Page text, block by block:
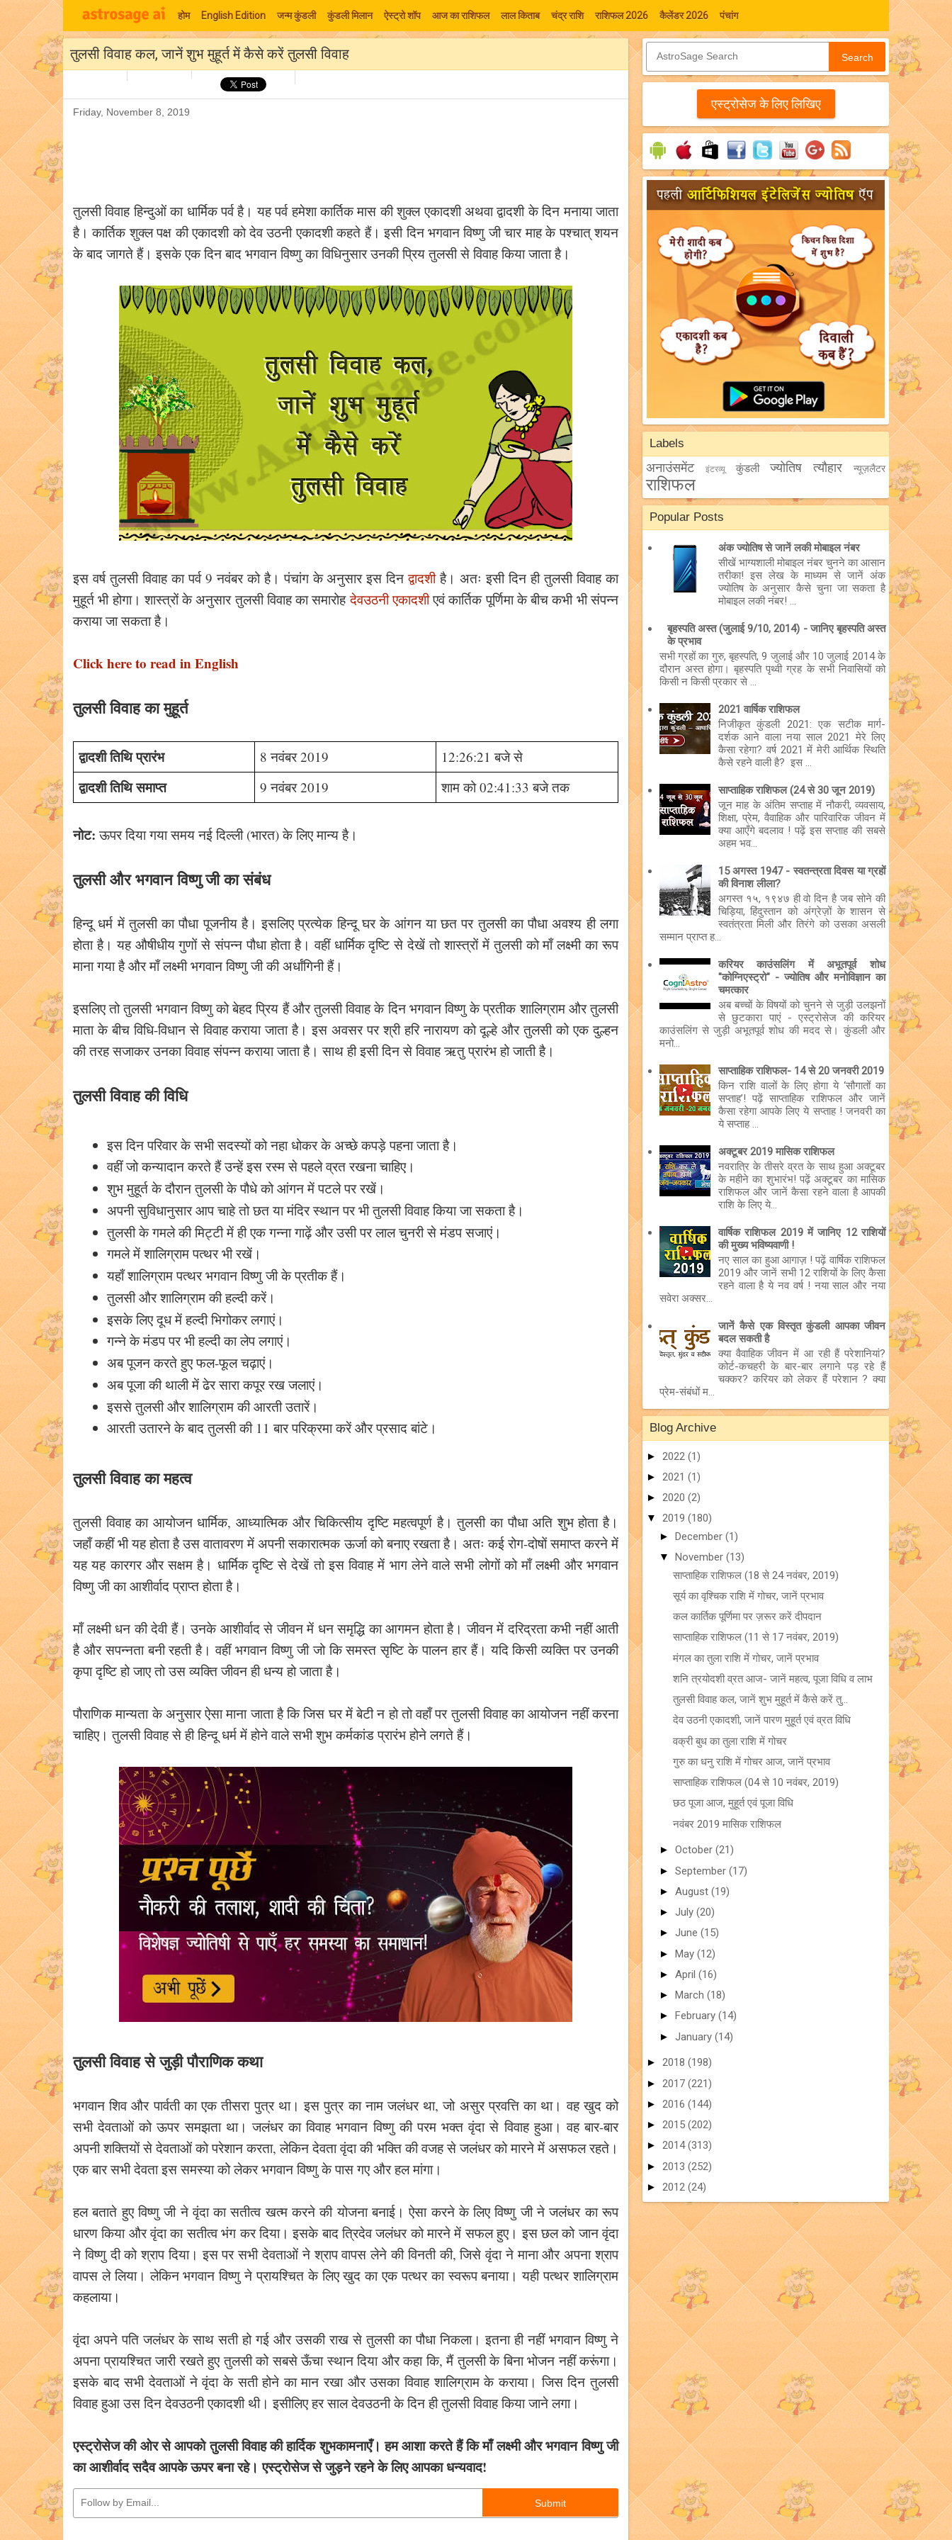
होम English Edition जन्म कुंडली कुंडली मिलान ऐस्ट्रो शॉप आज का राशिफल लाल किताब चंद्र राशि राशिफल 2026 कैलेंडर 2026 पंचांग
तुलसी विवाह कल, जानें शुभ मुहूर्त में कैसे करें तुलसी विवाह
Friday, November 8, 2019
तुलसी विवाह हिन्दुओं का धार्मिक पर्व है। यह पर्व हमेशा कार्तिक मास की शुक्ल एकादशी अथवा द्वादशी के दिन मनाया जाता
है। कार्तिक शुक्ल पक्ष की एकादशी को देव उठनी एकादशी कहते हैं। इसी दिन भगवान विष्णु जी चार माह के पश्चात् शयन
के बाद जागते हैं। इसके एक दिन बाद भगवान विष्णु का विधिनुसार उनकी प्रिय तुलसी से विवाह किया जाता है।
इस वर्ष तुलसी विवाह का पर्व 9 नवंबर को है। पंचांग के अनुसार इस दिनद्वादशीहै। अतः इसी दिन ही तुलसी विवाह का
मुहूर्त भी होगा। शास्त्रों के अनुसार तुलसी विवाह का समारोहदेवउठनी एकादशीएवं कार्तिक पूर्णिमा के बीच कभी भी संपन्न
कराया जा सकता है।
Click here to read in English
तुलसी विवाह का मुहूर्त
द्वादशी तिथि प्रारंभ 8 नवंबर 2019 12:26:21 बजे से
द्वादशी तिथि समाप्त 9 नवंबर 2019 शाम को 02:41:33 बजे तक
नोट: ऊपर दिया गया समय नई दिल्ली (भारत) के लिए मान्य है।
तुलसी और भगवान विष्णु जी का संबंध
हिन्दू धर्म में तुलसी का पौधा पूजनीय है। इसलिए प्रत्येक हिन्दू घर के आंगन या छत पर तुलसी का पौधा अवश्य ही लगा
होता है। यह औषीधीय गुणों से संपन्न पौधा होता है। वहीं धार्मिक दृष्टि से देखें तो शास्त्रों में तुलसी को माँ लक्ष्मी का रूप
माना गया है और माँ लक्ष्मी भगवान विष्णु जी की अर्धांगिनी हैं।
इसलिए तो तुलसी भगवान विष्णु को बेहद प्रिय हैं और तुलसी विवाह के दिन भगवान विष्णु के प्रतीक शालिग्राम और तुलसी
माता के बीच विधि-विधान से विवाह कराया जाता है। इस अवसर पर श्री हरि नारायण को दूल्हे और तुलसी को एक दुल्हन
की तरह सजाकर उनका विवाह संपन्न कराया जाता है। साथ ही इसी दिन से विवाह ऋतु प्रारंभ हो जाती है।
तुलसी विवाह की विधि
इस दिन परिवार के सभी सदस्यों को नहा धोकर के अच्छे कपड़े पहना जाता है।
वहीं जो कन्यादान करते हैं उन्हें इस रस्म से पहले व्रत रखना चाहिए।
शुभ मुहूर्त के दौरान तुलसी के पौधे को आंगन में पटले पर रखें।
अपनी सुविधानुसार आप चाहे तो छत या मंदिर स्थान पर भी तुलसी विवाह किया जा सकता है।
तुलसी के गमले की मिट्टी में ही एक गन्ना गाढ़ें और उसी पर लाल चुनरी से मंडप सजाएं।
गमले में शालिग्राम पत्थर भी रखें।
यहाँ शालिग्राम पत्थर भगवान विष्णु जी के प्रतीक हैं।
तुलसी और शालिग्राम की हल्दी करें।
इसके लिए दूध में हल्दी भिगोकर लगाएं।
गन्ने के मंडप पर भी हल्दी का लेप लगाएं।
अब पूजन करते हुए फल-फूल चढ़ाएं।
अब पूजा की थाली में ढेर सारा कपूर रख जलाएं।
इससे तुलसी और शालिग्राम की आरती उतारें।
आरती उतारने के बाद तुलसी की 11 बार परिक्रमा करें और प्रसाद बांटे।
तुलसी विवाह का महत्व
तुलसी विवाह का आयोजन धार्मिक, आध्यात्मिक और चिकित्सीय दृष्टि महत्वपूर्ण है। तुलसी का पौधा अति शुभ होता है।
जहाँ कहीं भी यह होता है उस वातावरण में अपनी सकारात्मक ऊर्जा को बनाए रखता है। अतः कई रोग-दोषों समाप्त करने में
यह यह कारगर और सक्षम है। धार्मिक दृष्टि से देखें तो इस विवाह में भाग लेने वाले सभी लोगों को माँ लक्ष्मी और भगवान
विष्णु जी का आशीर्वाद प्राप्त होता है।
माँ लक्ष्मी धन की देवी हैं। उनके आशीर्वाद से जीवन में धन समृद्धि का आगमन होता है। जीवन में दरिद्रता कभी नहीं आती
है और सपन्नता बनी रहती है। वहीं भगवान विष्णु जी जो कि समस्त सृष्टि के पालन हार हैं। यदि किसी व्यक्ति पर उनकी
कृपा दृष्टि हो जाए तो उस व्यक्ति जीवन ही धन्य हो जाता है।
पौराणिक मान्यता के अनुसार ऐसा माना जाता है कि जिस घर में बेटी न हो तो वहाँ पर तुलसी विवाह का आयोजन नहीं करना
चाहिए। तुलसी विवाह से ही हिन्दू धर्म में होने वाले सभी शुभ कर्मकांड प्रारंभ होने लगते हैं।
तुलसी विवाह से जुड़ी पौराणिक कथा
भगवान शिव और पार्वती का एक तीसरा पुत्र था। इस पुत्र का नाम जलंधर था, जो असुर प्रवत्ति का था। वह खुद को
सभी देवताओं को ऊपर समझता था। जलंधर का विवाह भगवान विष्णु की परम भक्त वृंदा से विवाह हुआ। वह बार-बार
अपनी शक्तियों से देवताओं को परेशान करता, लेकिन देवता वृंदा की भक्ति की वजह से जलंधर को मारने में असफल रहते।
एक बार सभी देवता इस समस्या को लेकर भगवान विष्णु के पास गए और हल मांगा।
हल बताते हुए विष्णु जी ने वृंदा का सतीत्व खत्म करने की योजना बनाई। ऐसा करने के लिए विष्णु जी ने जलंधर का रूप
धारण किया और वृंदा का सतीत्व भंग कर दिया। इसके बाद त्रिदेव जलंधर को मारने में सफल हुए। इस छल को जान वृंदा
ने विष्णु दी को श्राप दिया। इस पर सभी देवताओं ने श्राप वापस लेने की विनती की, जिसे वृंदा ने माना और अपना श्राप
वापस ले लिया। लेकिन भगवान विष्णु ने प्रायश्चित के लिए खुद का एक पत्थर का स्वरूप बनाया। यही पत्थर शालिग्राम
कहलाया।
वृंदा अपने पति जलंधर के साथ सती हो गई और उसकी राख से तुलसी का पौधा निकला। इतना ही नहीं भगवान विष्णु ने
अपना प्रायश्चित जारी रखते हुए तुलसी को सबसे ऊँचा स्थान दिया और कहा कि, मैं तुलसी के बिना भोजन नहीं करूंगा।
इसके बाद सभी देवताओं ने वृंदा के सती होने का मान रखा और उसका विवाह शालिग्राम के कराया। जिस दिन तुलसी
विवाह हुआ उस दिन देवउठनी एकादशी थी। इसीलिए हर साल देवउठनी के दिन ही तुलसी विवाह किया जाने लगा।
एस्ट्रोसेज की ओर से आपको तुलसी विवाह की हार्दिक शुभकामनाएँ। हम आशा करते हैं कि माँ लक्ष्मी और भगवान विष्णु जी
का आशीर्वाद सदैव आपके ऊपर बना रहे। एस्ट्रोसेज से जुड़ने रहने के लिए आपका धन्यवाद!
Search
एस्‍ट्रोसेज के लिए लिखिए
Labels
अनाउंसमेंट इंटरव्यू कुंडली ज्योतिष त्यौहार न्यूज़लैटर
राशिफल
Popular Posts
अंक ज्योतिष से जानें लकी मोबाइल नंबर
सीखें भाग्यशाली मोबाइल नंबर चुनने का आसान
तरीका! इस लेख के माध्यम से जानें अंक
ज्योतिष के अनुसार कैसे चुना जा सकता है
मोबाइल लकी नंबर! ...
बृहस्पति अस्त (जुलाई 9/10, 2014) - जानिए बृहस्पति अस्त
के प्रभाव
सभी ग्रहों का गुरु, बृहस्पति, 9 जुलाई और 10 जुलाई 2014 के
दौरान अस्त होगा। बृहस्पति पृथ्वी ग्रह के सभी निवासियों को
किसी न किसी प्रकार से ...
2021 वार्षिक राशिफल
निजीकृत कुंडली 2021: एक सटीक मार्ग-
दर्शक आने वाला नया साल 2021 मेरे लिए
कैसा रहेगा? वर्ष 2021 में मेरी आर्थिक स्थिति
कैसे रहने वाली है? इस ...
साप्ताहिक राशिफल (24 से 30 जून 2019)
जून माह के अंतिम सप्ताह में नौकरी, व्यवसाय,
शिक्षा, प्रेम, वैवाहिक और पारिवारिक जीवन में
क्या आएँगे बदलाव ! पढ़ें इस सप्ताह की सबसे
अहम भव...
15 अगस्त 1947 - स्वतन्त्रता दिवस या ग्रहों
की विनाश लीला?
अगस्त १५, १९४७ ही वो दिन है जब सोने की
चिड़िया, हिंदुस्तान को अंग्रेज़ों के शासन से
स्वतंत्रता मिली और तिरंगे को उसका असली
सम्मान प्राप्त ह...
करियर काउंसलिंग में अभूतपूर्व शोध
"कोग्निएस्ट्रो" - ज्योतिष और मनोविज्ञान का
चमत्कार
अब बच्चों के विषयों को चुनने से जुड़ी उलझनों
से छुटकारा पाएं - एस्ट्रोसेज की करियर
काउंसलिंग से जुड़ी अभूतपूर्व शोध की मदद से। कुंडली और
मनो...
साप्ताहिक राशिफल- 14 से 20 जनवरी 2019
किन राशि वालों के लिए होगा ये ‘सौगातों का
सप्ताह’! पढ़ें साप्ताहिक राशिफल और जानें
कैसा रहेगा आपके लिए ये सप्ताह ! जनवरी का
ये सप्ताह ...
अक्टूबर 2019 मासिक राशिफल
नवरात्रि के तीसरे व्रत के साथ हुआ अक्टूबर
के महीने का शुभारंभ! पढ़ें अक्टूबर का मासिक
राशिफल और जानें कैसा रहने वाला है आपकी
राशि के लिए ये...
वार्षिक राशिफल 2019 में जानिए 12 राशियों
की मुख्य भविष्यवाणी !
नए साल का हुआ आगाज़ ! पढ़ें वार्षिक राशिफल
2019 और जानें सभी 12 राशियों के लिए कैसा
रहने वाला है ये नव वर्ष ! नया साल और नया
सवेरा अक्सर...
जानें कैसे एक विस्तृत कुंडली आपका जीवन
बदल सकती है
क्या वैवाहिक जीवन में आ रही हैं परेशानियां?
कोर्ट-कचहरी के बार-बार लगाने पड़ रहे हैं
चक्कर? करियर को लेकर हैं परेशान ? क्या
प्रेम-संबंधों म...
Blog Archive
► 2022 (1)
► 2021 (1)
► 2020 (2)
▼ 2019 (180)
► December (1)
▼ November (13)
साप्ताहिक राशिफल (18 से 24 नवंबर, 2019)
सूर्य का वृश्चिक राशि में गोचर, जानें प्रभाव
कल कार्तिक पूर्णिमा पर ज़रूर करें दीपदान
साप्ताहिक राशिफल (11 से 17 नवंबर, 2019)
मंगल का तुला राशि में गोचर, जानें प्रभाव
शनि त्रयोदशी व्रत आज- जानें महत्व, पूजा विधि व लाभ
तुलसी विवाह कल, जानें शुभ मुहूर्त में कैसे करें तु...
देव उठनी एकादशी, जानें पारण मुहूर्त एवं व्रत विधि
वक्री बुध का तुला राशि में गोचर
गुरु का धनु राशि में गोचर आज, जानें प्रभाव
साप्ताहिक राशिफल (04 से 10 नवंबर, 2019)
छठ पूजा आज, मुहूर्त एवं पूजा विधि
नवंबर 2019 मासिक राशिफल
► October (21)
► September (17)
► August (19)
► July (20)
► June (15)
► May (12)
► April (16)
► March (18)
► February (14)
► January (14)
► 2018 (198)
► 2017 (221)
► 2016 (144)
► 2015 (202)
► 2014(313)
► 2013 (252)
► 2012 (24)